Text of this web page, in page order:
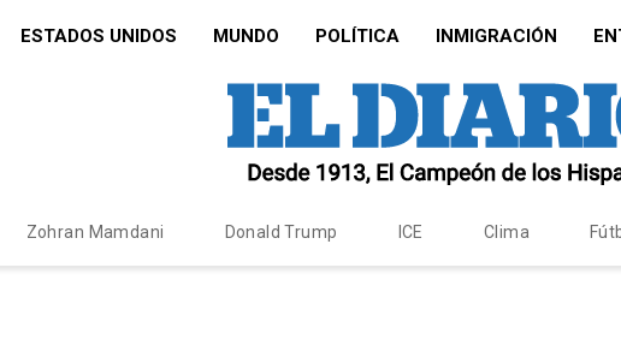
ESTADOS UNIDOS MUNDO POLÍTICA INMIGRACIÓN
Zohran Mamdani Donald Trump ICE Clima